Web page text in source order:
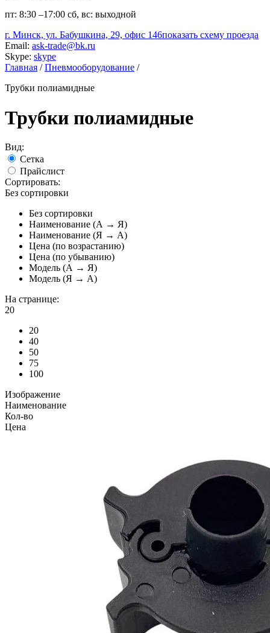
пт: 8:30 –17:00 сб, вс: выходной
г. Минск, ул. Бабушкина, 29, офис 146показать схему проезда
Email: ask-trade@bk.ru
Skype: skype
Главная / Пневмооборудование /
Трубки полиамидные
Трубки полиамидные
Вид:
Сетка
Прайслист
Сортировать:
Без сортировки
Без сортировки
Наименование (А → Я)
Наименование (Я → А)
Цена (по возрастанию)
Цена (по убыванию)
Модель (А → Я)
Модель (Я → А)
На странице:
20
20
40
50
75
100
Изображение
Наименование
Кол-во
Цена